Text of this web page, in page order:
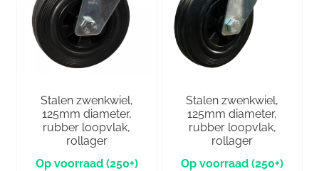
Stalen zwenkwiel,
125mm diameter,
rubber loopvlak,
rollager
(250+)
Stalen zwenkwiel,
125mm diameter,
rubber loopvlak,
rollager
(250+)